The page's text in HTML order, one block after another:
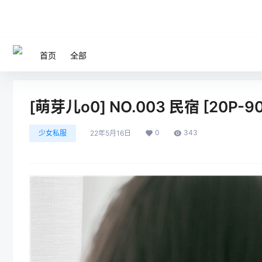
首页 全部
[萌芽儿o0] NO.003 民宿 [20P-
少女私服 22年5月16日 0 343